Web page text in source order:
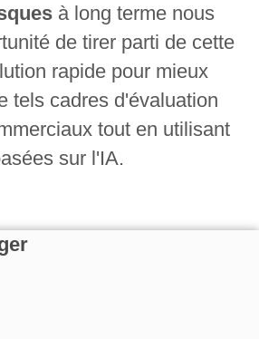
à long terme nous
de tirer parti de cette
rapide pour mieux
tels cadres d'évaluation
tout en utilisant
sur l'IA.